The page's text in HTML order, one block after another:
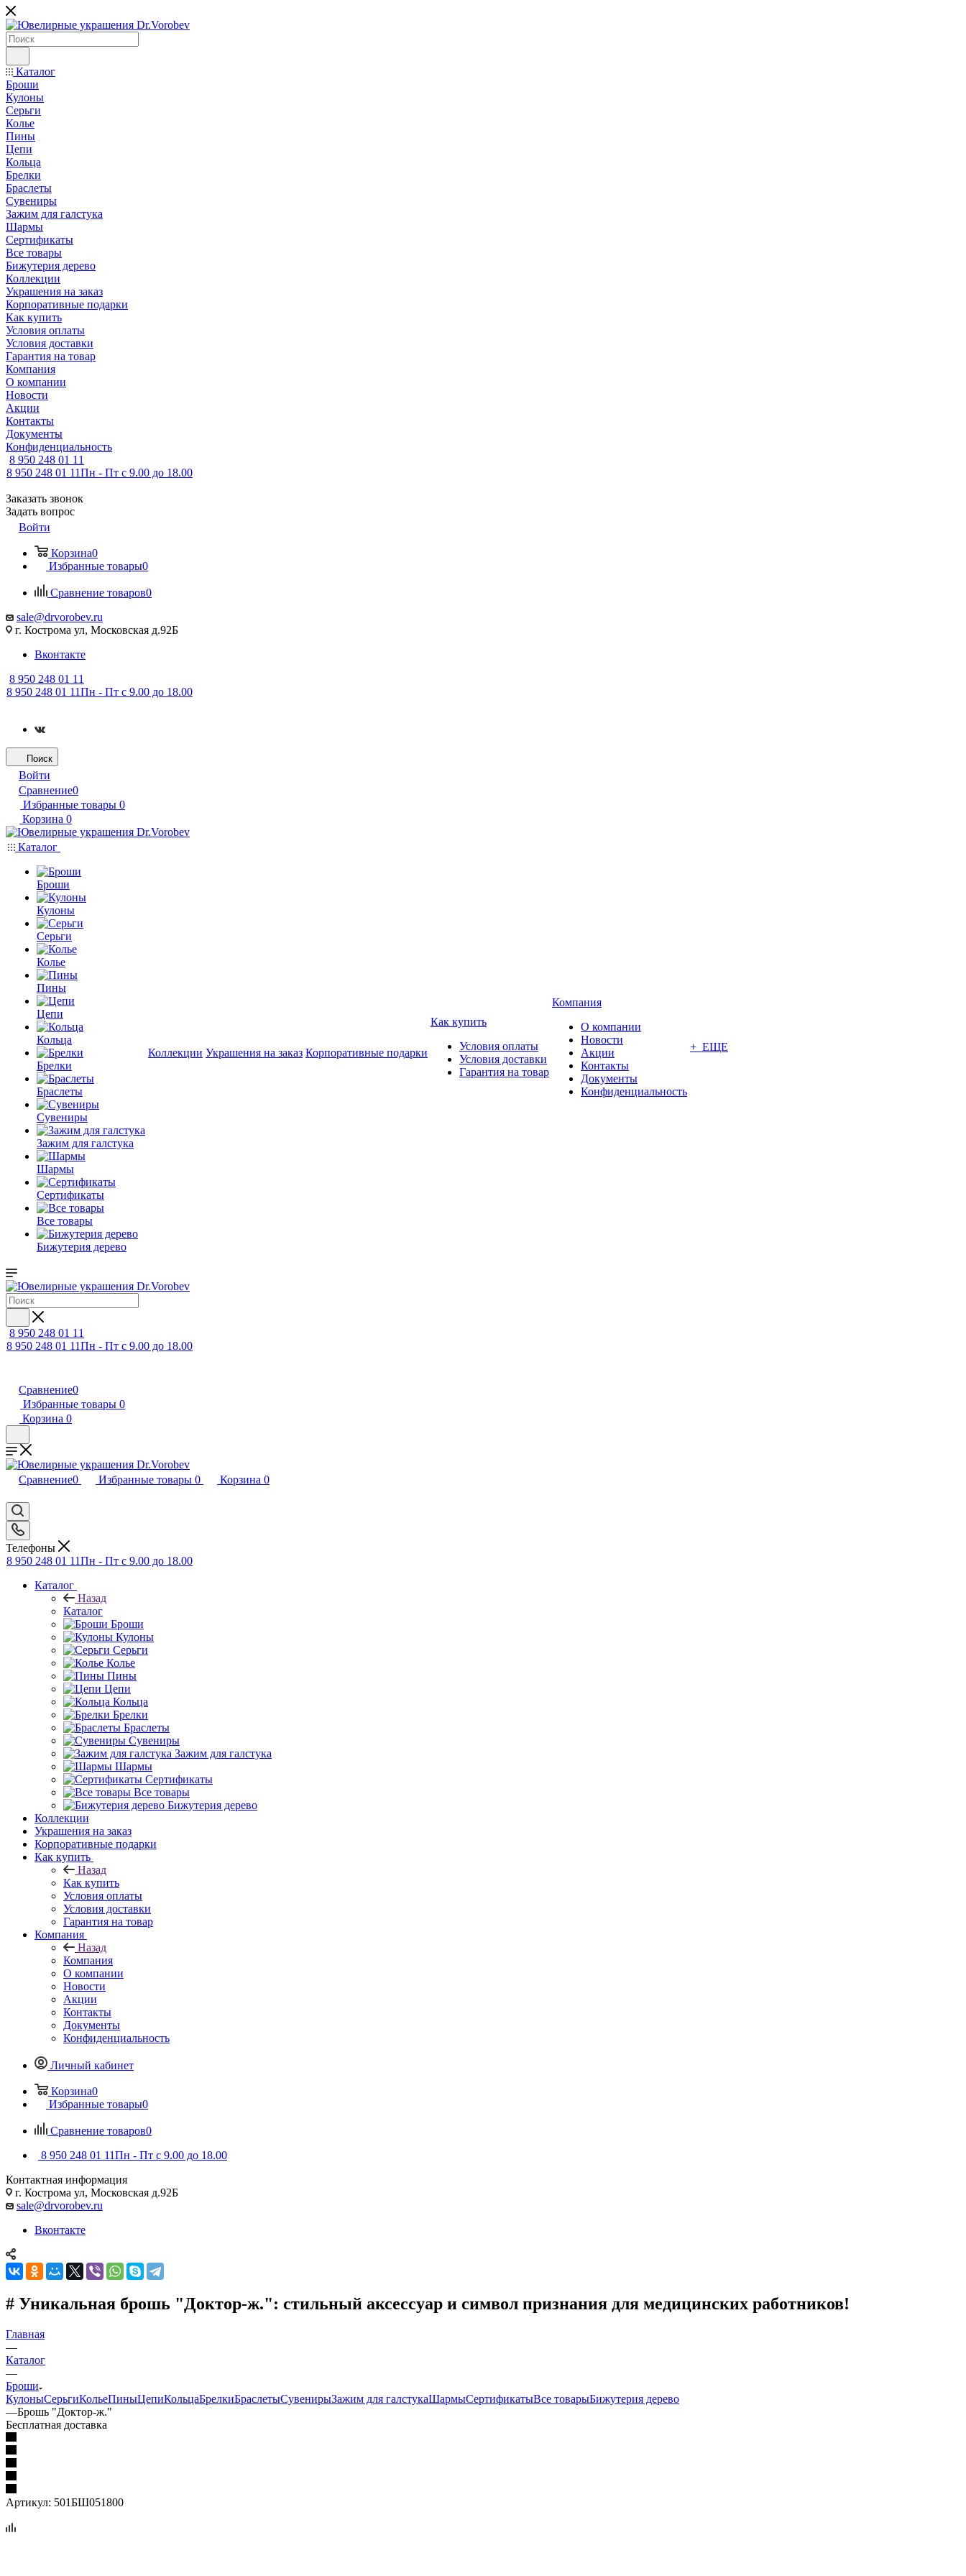
Каталог
Броши
Кулоны
Серьги
Колье
Пины
Цепи
Кольца
Брелки
Браслеты
Сувениры
Зажим для галстука
Шармы
Сертификаты
Все товары
Бижутерия дерево
Коллекции
Украшения на заказ
Корпоративные подарки
Как купить
Условия оплаты
Условия доставки
Гарантия на товар
Компания
О компании
Новости
Акции
Контакты
Документы
Конфиденциальность
8 950 248 01 11
8 950 248 01 11Пн - Пт с 9.00 до 18.00
Заказать звонок
Задать вопрос
Войти
Корзина0
Избранные товары0
Сравнение товаров0
sale@drvorobev.ru
г. Кострома ул, Московская д.92Б
Вконтакте
8 950 248 01 11
8 950 248 01 11Пн - Пт с 9.00 до 18.00
Поиск
Войти
Сравнение0
Избранные товары 0
Корзина 0
Каталог
Броши
Кулоны
Серьги
Колье
Пины
Цепи
Кольца
Брелки
Браслеты
Сувениры
Зажим для галстука
Шармы
Сертификаты
Все товары
Бижутерия дерево
Коллекции Украшения на заказ Корпоративные подарки
Как купить
Условия оплаты
Условия доставки
Гарантия на товар
Компания
О компании
Новости
Акции
Контакты
Документы
Конфиденциальность
+ ЕЩЕ
8 950 248 01 11
8 950 248 01 11Пн - Пт с 9.00 до 18.00
Сравнение0
Избранные товары 0
Корзина 0
Сравнение0 Избранные товары 0 Корзина 0
Телефоны
8 950 248 01 11Пн - Пт с 9.00 до 18.00
Каталог
Назад
Каталог
Броши
Кулоны
Серьги
Колье
Пины
Цепи
Кольца
Брелки
Браслеты
Сувениры
Зажим для галстука
Шармы
Сертификаты
Все товары
Бижутерия дерево
Коллекции
Украшения на заказ
Корпоративные подарки
Как купить
Назад
Как купить
Условия оплаты
Условия доставки
Гарантия на товар
Компания
Назад
Компания
О компании
Новости
Акции
Контакты
Документы
Конфиденциальность
Личный кабинет
Корзина0
Избранные товары0
Сравнение товаров0
8 950 248 01 11Пн - Пт с 9.00 до 18.00
Контактная информация
г. Кострома ул, Московская д.92Б
sale@drvorobev.ru
Вконтакте
# Уникальная брошь "Доктор-ж.": стильный аксессуар и символ признания для медицинских работников!
Главная
—
Каталог
—
Броши
КулоныСерьгиКольеПиныЦепиКольцаБрелкиБраслетыСувенирыЗажим для галстукаШармыСертификатыВсе товарыБижутерия дерево
—Брошь "Доктор-ж."
Бесплатная доставка
Артикул: 501БШ051800